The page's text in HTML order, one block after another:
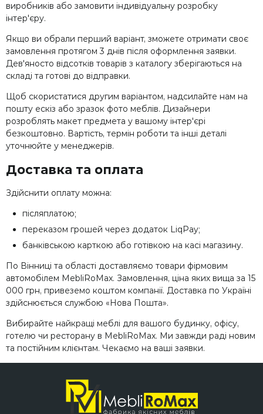
виробників або замовити індивідуальну розробку
інтер'єру.
Якщо ви обрали перший варіант, зможете отримати своє
замовлення протягом 3 днів після оформлення заявки.
Дев'яносто відсотків товарів з каталогу зберігаються на
складі та готові до відправки.
Щоб скористатися другим варіантом, надсилайте нам на
пошту ескіз або зразок фото меблів. Дизайнери
розроблять макет предмета у вашому інтер'єрі
безкоштовно. Вартість, термін роботи та інші деталі
уточнюйте у менеджерів.
Доставка та оплата
Здійснити оплату можна:
післяплатою;
переказом грошей через додаток LiqPay;
банківською карткою або готівкою на касі магазину.
По Вінниці та області доставляємо товари фірмовим
автомобілем MebliRoMax. Замовлення, ціна яких вища за 15
000 грн, привеземо коштом компанії. Доставка по Україні
здійснюється службою «Нова Пошта».
Вибирайте найкращі меблі для вашого будинку, офісу,
готелю чи ресторану в MebliRoMax. Ми завжди раді новим
та постійним клієнтам. Чекаємо на ваші заявки.